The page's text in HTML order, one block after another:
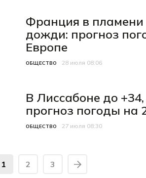
Франция в пламени
дожди: прогноз
Европе
Категория
ОБЩЕСТВО
Дата публикации
28 июля 08:06
В Лиссабоне до
прогноз погоды на
Категория
ОБЩЕСТВО
Дата публикации
27 июля 08:30
1 2 3